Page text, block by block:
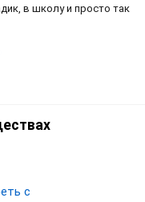
в школу и просто так
с